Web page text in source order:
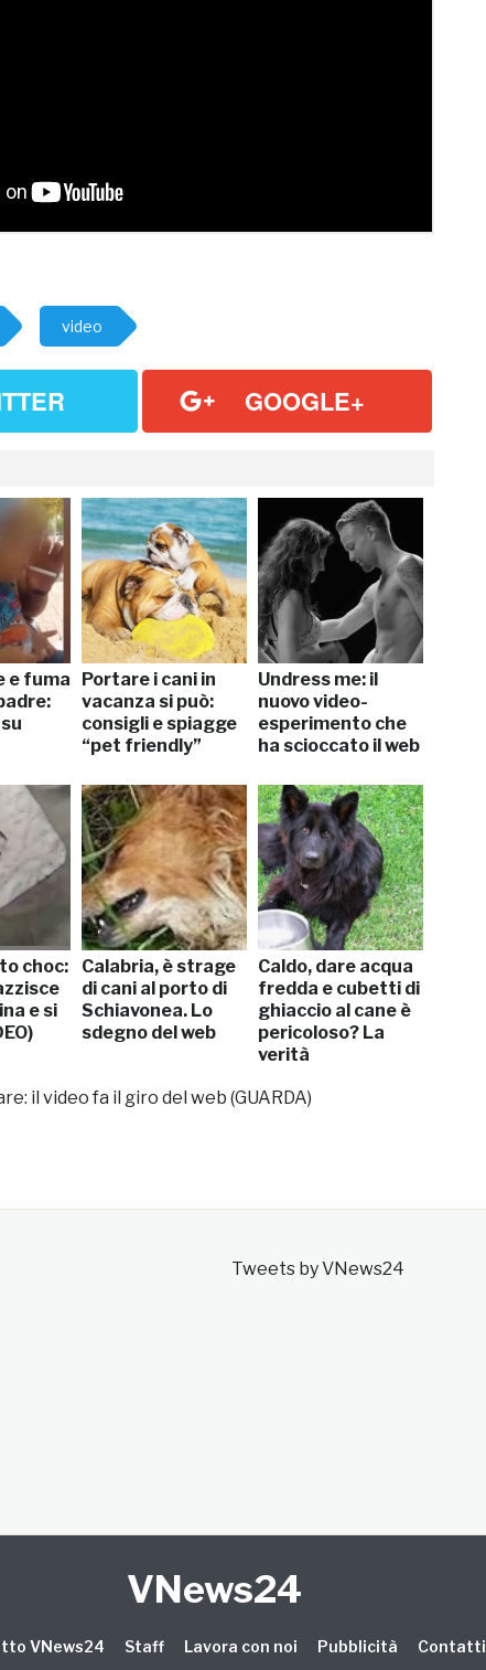
video
GOOGLE+
e fuma
Portare i cani in
vacanza si può:
consigli e spiagge
“pet friendly”
Undress me: il
nuovo video-
esperimento che
ha scioccato il web
choc:
e si
Calabria, è strage
di cani al porto di
Schiavonea. Lo
sdegno del web
Caldo, dare acqua
fredda e cubetti di
ghiaccio al cane è
pericoloso? La
verità
il video fa il giro del web (GUARDA)
Tweets by VNews24
VNews24
VNews24 Staff Lavora con noi Pubblicità Contatti